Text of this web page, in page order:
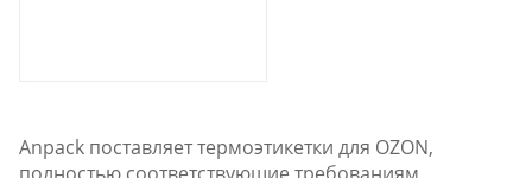
Anpack поставляет термоэтикетки для OZON,
полностью соответствующие требованиям